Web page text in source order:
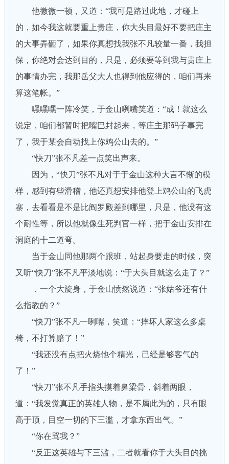
他微微一顿，又道：“我可是路过此地，才碰上
的，如今我这就要重上贵庄，你大头目最好不要把庄主
的大事弄砸了，如果你真想找我张不凡较量一番，我担
保，你绝对会达到目的，只是，必须要等到我与贵庄上
的事情办完，我那岳父大人也得到他应得的，咱们再来
算这笔帐。”
嘿嘿嘿一阵冷笑，于金山咧嘴笑道：“成！就这么
说定，咱们都暂时把嘴巴封起来，等庄主那码子事完
了，我于某会自动找上你鸡公山去的。”
“快刀”张不凡差一点笑出声来。
因为，“快刀”张不凡对于于金山这种大言不惭的模
样，感到有些滑稽，他还真想安排他登上鸡公山的飞虎
寨，去看看是不是比阎罗殿差到哪里，只是，他没有这
个耐性等，所以他就像生死判官一样，把于金山安排在
洞庭的十二道弯。
当于金山同他那两个跟班，站起身要走的时候，突
又听“快刀”张不凡平淡地说：“于大头目就这么走了？”
．一个大旋身，于金山愤然说道：“张姑爷还有什
么指教的？”
“快刀”张不凡一咧嘴，笑道：“摔坏人家这么多桌
椅，不打算赔了！”
“我还没有点把火烧他个精光，已经是够客气的
了！”
“快刀”张不凡手指头摸着鼻梁骨，斜着两眼，
道：“我发觉真正的英雄人物，是不屑此为的，只有眼
高于顶，目空一切的下三滥，才拿东西出气。”
“你在骂我？”
“反正这英雄与下三滥，二者就看你于大头目的挑